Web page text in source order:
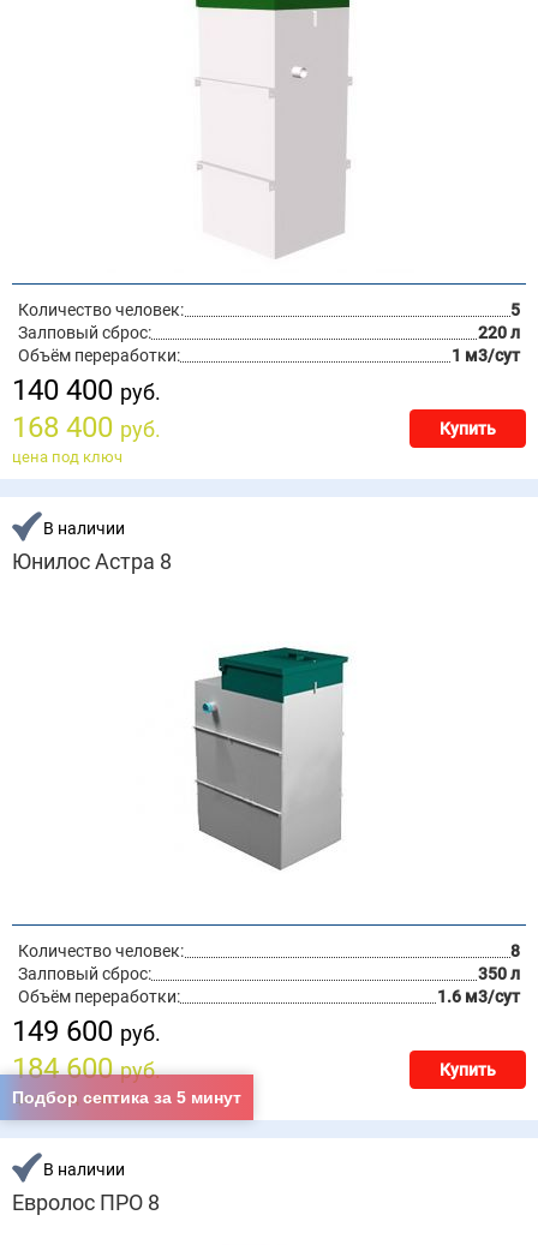
Количество человек:
5
Залповый сброс:
220 л
Объём переработки:
1 м3/сут
140 400 руб.
168 400 руб. Купить
цена под ключ
В наличии
Юнилос Астра 8
Количество человек:
8
Залповый сброс:
350 л
Объём переработки:
1.6 м3/сут
149 600 руб.
184 600руб. Купить
цена под ключ
В наличии
Евролос ПРО 8
Подбор септика за 5 минут